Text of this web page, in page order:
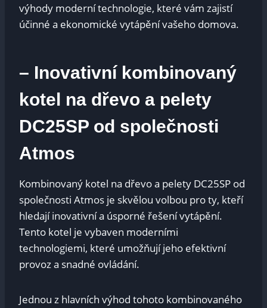
výhody moderní technologie, které vám zajistí
účinné a ekonomické vytápění vašeho domova.
– Inovativní kombinovaný
kotel na dřevo a pelety
DC25SP od společnosti
Atmos
Kombinovaný kotel na dřevo a pelety DC25SP od
společnosti Atmos je skvělou volbou pro ty, kteří
hledají inovativní a úsporné řešení vytápění.
Tento kotel je vybaven moderními
technologiemi, které umožňují jeho efektivní
provoz a snadné ovládání.
Jednou z hlavních výhod tohoto kombinovaného